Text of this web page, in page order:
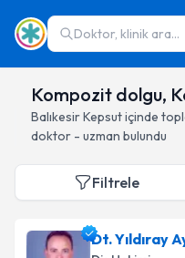
Doktor, klinik ara...
Kompozit dolgu,
BalıkesirKepsutiçinde
doktor - uzman bulundu
Filtrele
Dt. Yıldıray